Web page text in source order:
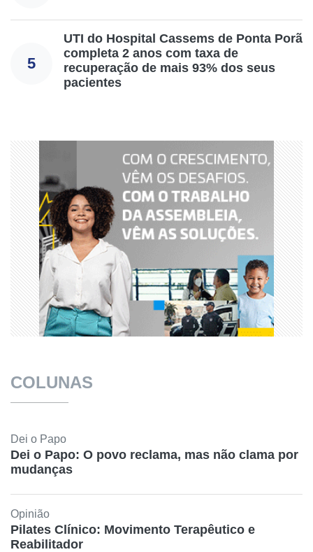
5
UTI do Hospital Cassems de Ponta Porã
completa 2 anos com taxa de
recuperação de mais 93% dos seus
pacientes
COLUNAS
Dei o Papo
Dei o Papo: O povo reclama, mas não clama por
mudanças
Opinião
Pilates Clínico: Movimento Terapêutico e
Reabilitador